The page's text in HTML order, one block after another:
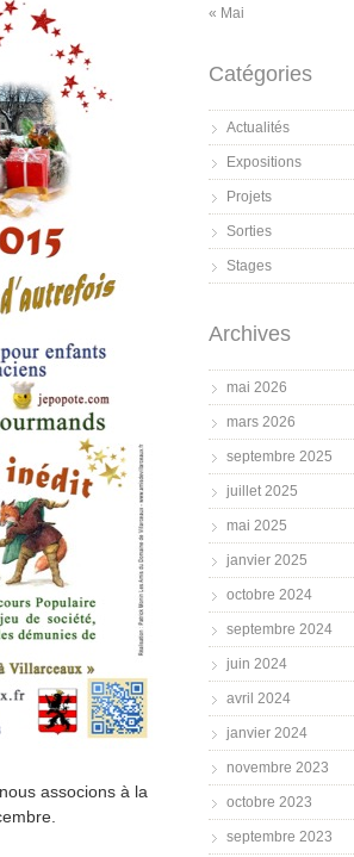
associons à la
« Mai
Catégories
Actualités
Expositions
Projets
Sorties
Stages
Archives
mai 2026
mars 2026
septembre 2025
juillet 2025
mai 2025
janvier 2025
octobre 2024
septembre 2024
juin 2024
avril 2024
janvier 2024
novembre 2023
octobre 2023
septembre 2023